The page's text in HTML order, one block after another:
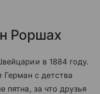
Роршах
в 1884 году.
с детства
пятна, за что друзья